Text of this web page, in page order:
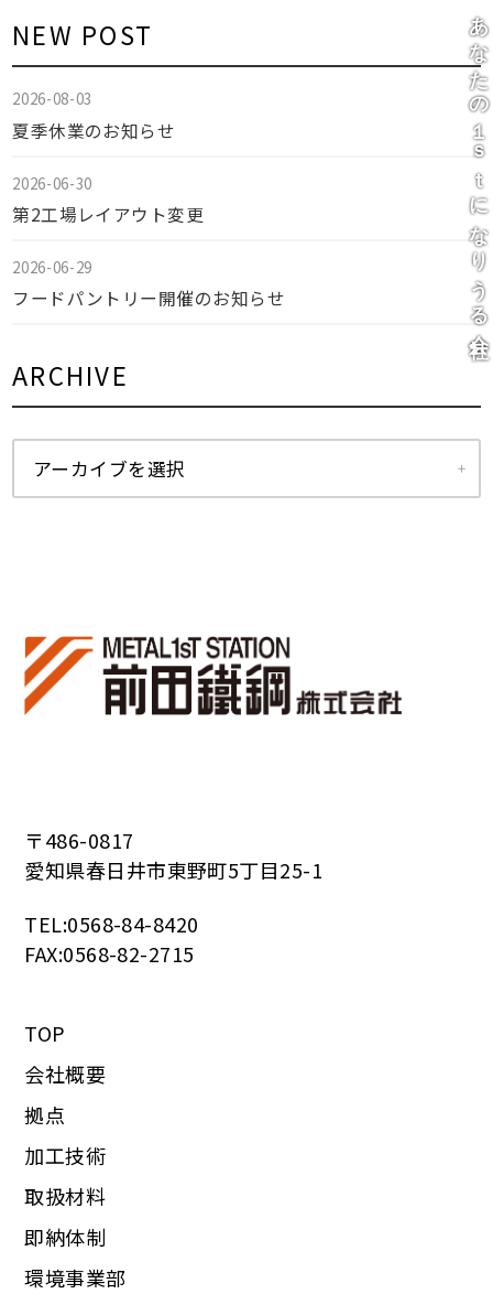
あなたの１ｓｔになりうる会社
NEW POST
2026-08-03
夏季休業のお知らせ
2026-06-30
第2工場レイアウト変更
2026-06-29
フードパントリー開催のお知らせ
ARCHIVE
アーカイブを選択
〒486-0817
愛知県春日井市東野町5丁目25-1
TEL:0568-84-8420
FAX:0568-82-2715
TOP
会社概要
拠点
加工技術
取扱材料
即納体制
環境事業部